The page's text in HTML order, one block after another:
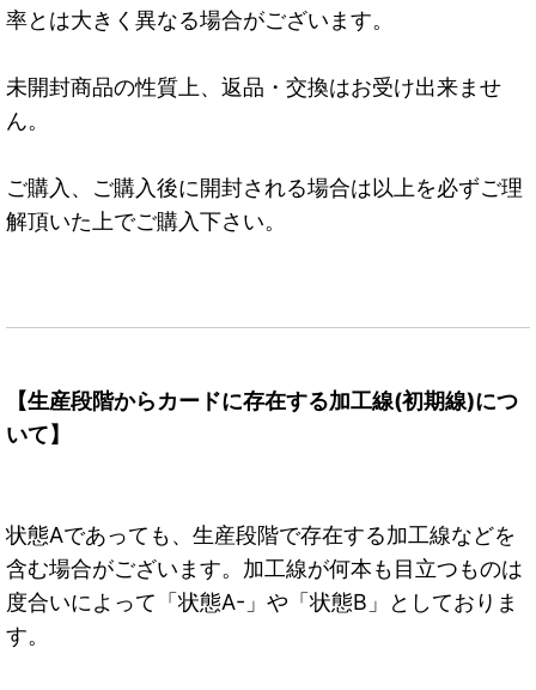
率とは大きく異なる場合がございます。
未開封商品の性質上、返品・交換はお受け出来ませ
ん。
ご購入、ご購入後に開封される場合は以上を必ずご理
解頂いた上でご購入下さい。
【生産段階からカードに存在する加工線(初期線)につ
いて】
状態Aであっても、生産段階で存在する加工線などを
含む場合がございます。加工線が何本も目立つものは
度合いによって「状態A-」や「状態B」としておりま
す。